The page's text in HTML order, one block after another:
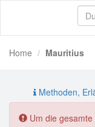
Home Mauritius
Methoden,
Um die